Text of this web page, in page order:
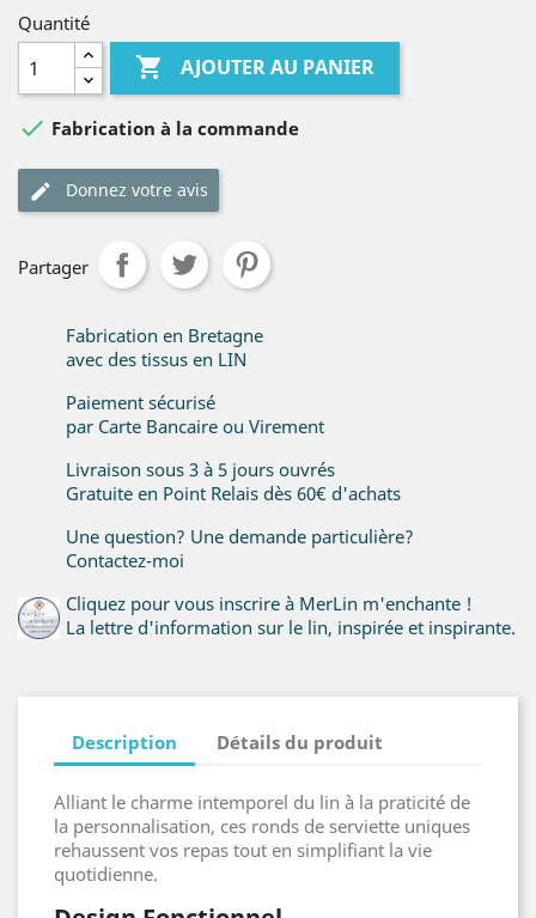
Quantité
 AJOUTER AU PANIER
 Fabrication à la commande
Donnez votre avis
Partager
Fabrication en Bretagne
avec des tissus en LIN
Paiement sécurisé
par Carte Bancaire ou Virement
Livraison sous 3 à 5 jours ouvrés
Gratuite en Point Relais dès 60€ d'achats
Une question? Une demande particulière?
Contactez-moi
Cliquez pour vous inscrire à MerLin m'enchante !
La lettre d'information sur le lin, inspirée et inspirante.
Description Détails du produit
Alliant le charme intemporel du lin à la praticité de
la personnalisation, ces ronds de serviette uniques
rehaussent vos repas tout en simplifiant la vie
quotidienne.